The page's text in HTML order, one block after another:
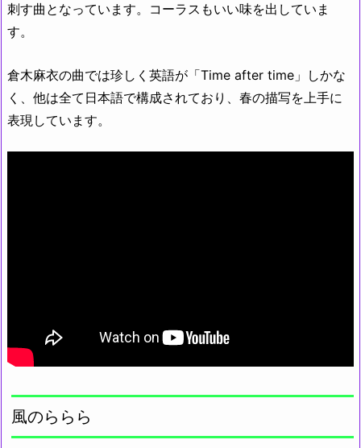
刺す曲となっています。コーラスもいい味を出していま
す。
倉木麻衣の曲では珍しく英語が「Time after time」しかな
く、他は全て日本語で構成されており、春の描写を上手に
表現しています。
風のららら